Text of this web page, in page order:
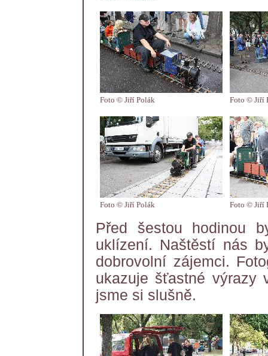
Foto © Jiří Polák Foto © Jiří
Foto © Jiří Polák Foto © Jiří
Před šestou hodinou
uklízení. Naštěstí nás
dobrovolní zájemci.
ukazuje šťastné
jsme si slušně.